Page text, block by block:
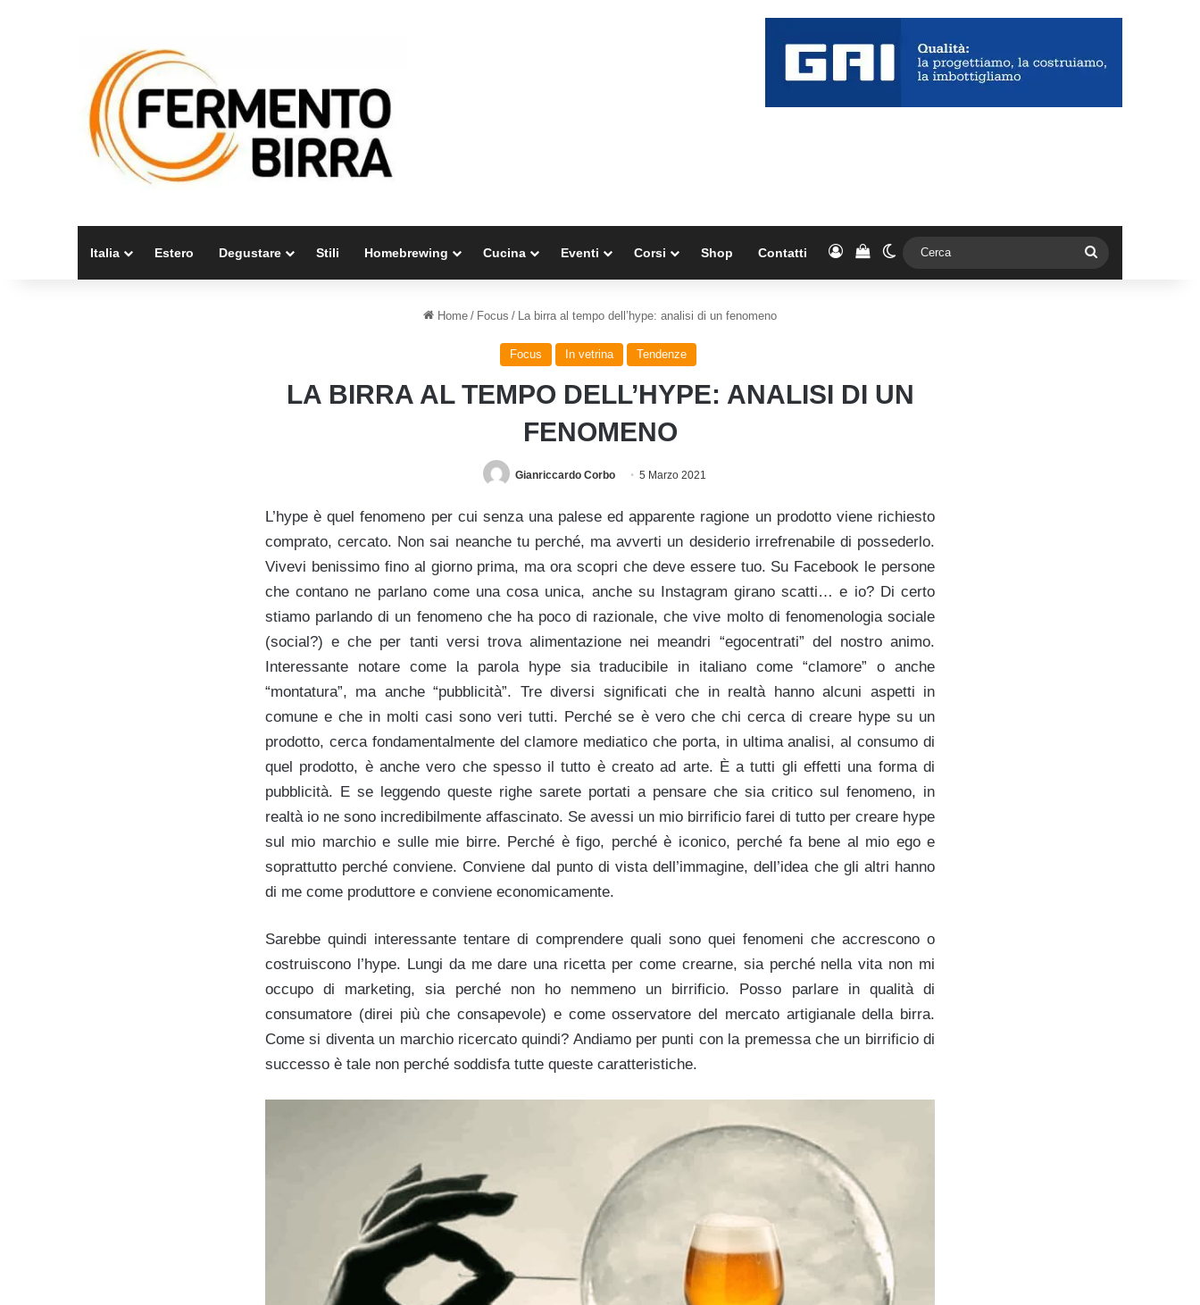
Italia Estero Degustare Stili Homebrewing Cucina Eventi Corsi Shop Contatti AccediVedi il carrello
Cambia aspetto
Home / Focus / La birra al tempo dell’hype: analisi di un fenomeno
Focus In vetrina Tendenze
LA BIRRA AL TEMPO DELL’HYPE: ANALISI DI UN
FENOMENO
Gianriccardo Corbo 5 Marzo 2021
L’hype è quel fenomeno per cui senza una palese ed apparente ragione un prodotto viene richiesto
comprato, cercato. Non sai neanche tu perché, ma avverti un desiderio irrefrenabile di possederlo.
Vivevi benissimo fino al giorno prima, ma ora scopri che deve essere tuo. Su Facebook le persone
che contano ne parlano come una cosa unica, anche su Instagram girano scatti… e io? Di certo
stiamo parlando di un fenomeno che ha poco di razionale, che vive molto di fenomenologia sociale
(social?) e che per tanti versi trova alimentazione nei meandri “egocentrati” del nostro animo.
Interessante notare come la parola hype sia traducibile in italiano come “clamore” o anche
“montatura”, ma anche “pubblicità”. Tre diversi significati che in realtà hanno alcuni aspetti in
comune e che in molti casi sono veri tutti. Perché se è vero che chi cerca di creare hype su un
prodotto, cerca fondamentalmente del clamore mediatico che porta, in ultima analisi, al consumo di
quel prodotto, è anche vero che spesso il tutto è creato ad arte. È a tutti gli effetti una forma di
pubblicità. E se leggendo queste righe sarete portati a pensare che sia critico sul fenomeno, in
realtà io ne sono incredibilmente affascinato. Se avessi un mio birrificio farei di tutto per creare hype
sul mio marchio e sulle mie birre. Perché è figo, perché è iconico, perché fa bene al mio ego e
soprattutto perché conviene. Conviene dal punto di vista dell’immagine, dell’idea che gli altri hanno
di me come produttore e conviene economicamente.
Sarebbe quindi interessante tentare di comprendere quali sono quei fenomeni che accrescono o
costruiscono l’hype. Lungi da me dare una ricetta per come crearne, sia perché nella vita non mi
occupo di marketing, sia perché non ho nemmeno un birrificio. Posso parlare in qualità di
consumatore (direi più che consapevole) e come osservatore del mercato artigianale della birra.
Come si diventa un marchio ricercato quindi? Andiamo per punti con la premessa che un birrificio di
successo è tale non perché soddisfa tutte queste caratteristiche.